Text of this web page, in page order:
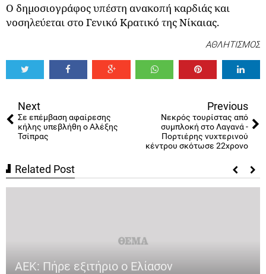
Ο δημοσιογράφος υπέστη ανακοπή καρδιάς και
νοσηλεύεται στο Γενικό Κρατικό της Νίκαιας.
ΑΘΛΗΤΙΣΜΟΣ
Next
Σε επέμβαση αφαίρεσης
κήλης υπεβλήθη ο Αλέξης
Τσίπρας
Previous
Νεκρός τουρίστας από
συμπλοκή στο Λαγανά -
Πορτιέρης νυχτερινού
κέντρου σκότωσε 22χρονο
Related Post
ΑΕΚ: Πήρε εξιτήριο ο Ελίασον